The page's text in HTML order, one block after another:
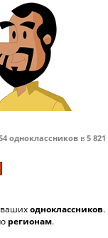
одноклассников в 5 821
вашиходноклассников.
регионам.